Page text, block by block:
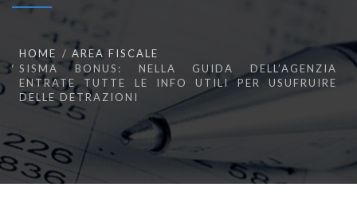
HOME
AREA FISCALE
SISMA BONUS: NELLA GUIDA DELL’AGENZIA
ENTRATE TUTTE LE INFO UTILI PER USUFRUIRE
DELLE DETRAZIONI